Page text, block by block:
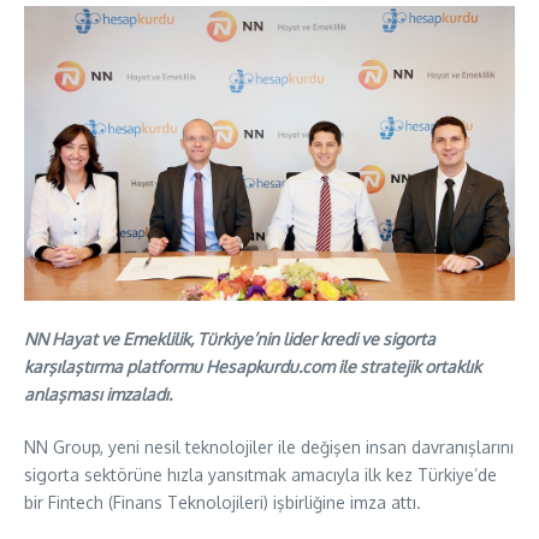
NN Hayat ve Emeklilik, Türkiye’nin lider kredi ve sigorta
karşılaştırma platformu Hesapkurdu.com ile stratejik ortaklık
anlaşması imzaladı.
NN Group, yeni nesil teknolojiler ile değişen insan davranışlarını
sigorta sektörüne hızla yansıtmak amacıyla ilk kez Türkiye’de
bir Fintech (Finans Teknolojileri) işbirliğine imza attı.